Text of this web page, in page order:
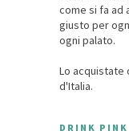
come si fa ad
giusto per
ogni palato.
Lo acquistate
d'Italia.
DRINK PINK